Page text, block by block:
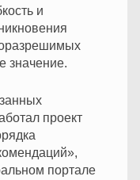
и
значение.
проект
портале